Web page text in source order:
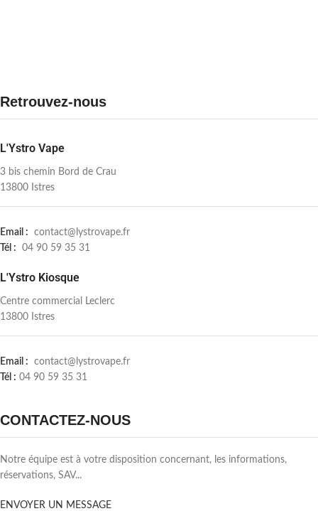
Retrouvez-nous
L'Ystro Vape
3 bis chemin Bord de Crau
13800 Istres
Email : contact@lystrovape.fr
Tél : 04 90 59 35 31
L'Ystro Kiosque
Centre commercial Leclerc
13800 Istres
Email : contact@lystrovape.fr
Tél : 04 90 59 35 31
CONTACTEZ-NOUS
Notre équipe est à votre disposition concernant, les informations,
réservations, SAV...
ENVOYER UN MESSAGE